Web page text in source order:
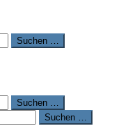
Suchen …
Suchen …
Suchen …